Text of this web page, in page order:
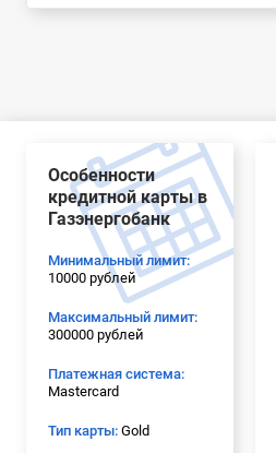
Особенности
кредитной карты в
Газэнергобанк
Минимальный лимит:
10000 рублей
Максимальный лимит:
300000 рублей
Платежная система:
Mastercard
Тип карты: Gold